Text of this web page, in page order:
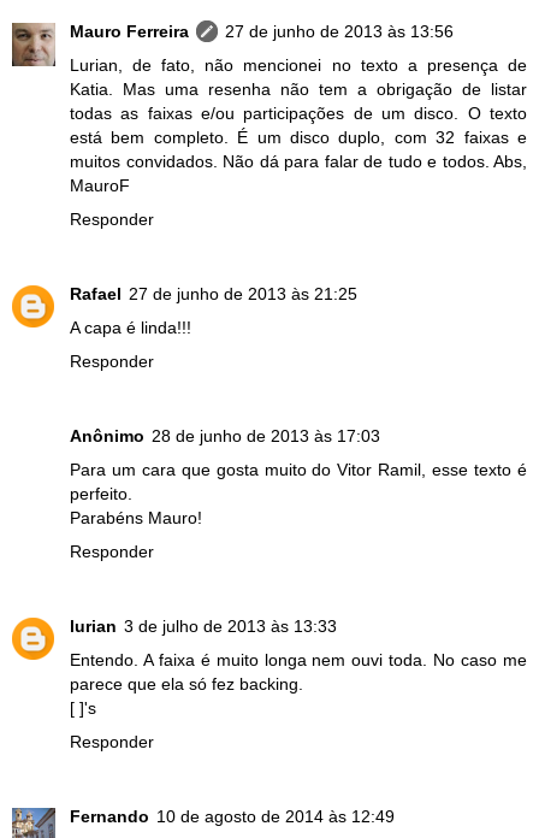
Mauro Ferreira
27 de junho de 2013 às 13:56
Lurian, de fato, não mencionei no texto a presença de
Katia. Mas uma resenha não tem a obrigação de listar
todas as faixas e/ou participações de um disco. O texto
está bem completo. É um disco duplo, com 32 faixas e
muitos convidados. Não dá para falar de tudo e todos. Abs,
MauroF
Responder
Rafael 27 de junho de 2013 às 21:25
A capa é linda!!!
Responder
Anônimo 28 de junho de 2013 às 17:03
Para um cara que gosta muito do Vitor Ramil, esse texto é
perfeito.
Parabéns Mauro!
Responder
lurian 3 de julho de 2013 às 13:33
Entendo. A faixa é muito longa nem ouvi toda. No caso me
parece que ela só fez backing.
[ ]'s
Responder
Fernando 10 de agosto de 2014 às 12:49